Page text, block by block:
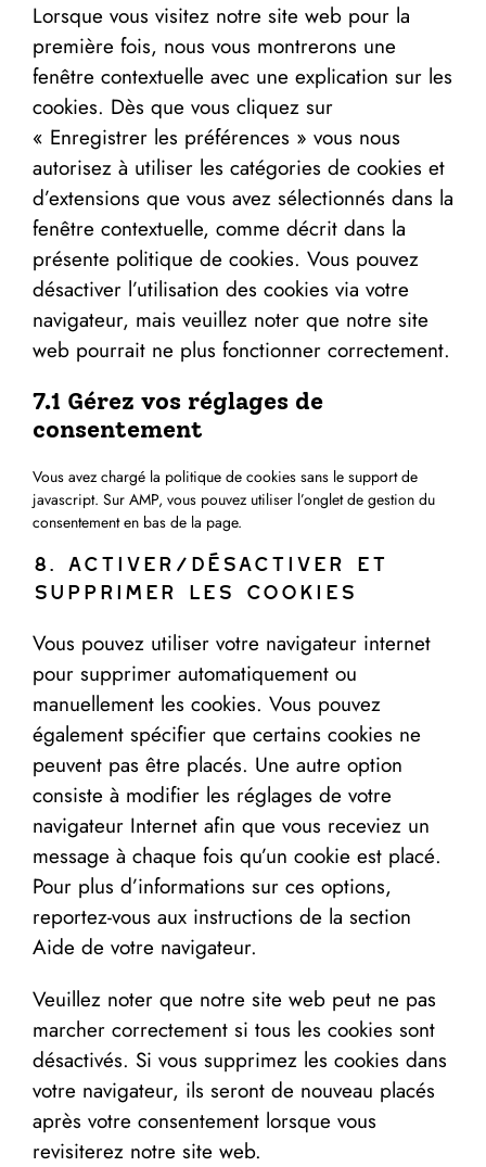
Lorsque vous visitez notre site web pour la
première fois, nous vous montrerons une
fenêtre contextuelle avec une explication sur les
cookies. Dès que vous cliquez sur
« Enregistrer les préférences » vous nous
autorisez à utiliser les catégories de cookies et
d’extensions que vous avez sélectionnés dans la
fenêtre contextuelle, comme décrit dans la
présente politique de cookies. Vous pouvez
désactiver l’utilisation des cookies via votre
navigateur, mais veuillez noter que notre site
web pourrait ne plus fonctionner correctement.
7.1 Gérez vos réglages de
consentement
Vous avez chargé la politique de cookies sans le support de
javascript. Sur AMP, vous pouvez utiliser l’onglet de gestion du
consentement en bas de la page.
8. Activer/désactiver et
supprimer les cookies
Vous pouvez utiliser votre navigateur internet
pour supprimer automatiquement ou
manuellement les cookies. Vous pouvez
également spécifier que certains cookies ne
peuvent pas être placés. Une autre option
consiste à modifier les réglages de votre
navigateur Internet afin que vous receviez un
message à chaque fois qu’un cookie est placé.
Pour plus d’informations sur ces options,
reportez-vous aux instructions de la section
Aide de votre navigateur.
Veuillez noter que notre site web peut ne pas
marcher correctement si tous les cookies sont
désactivés. Si vous supprimez les cookies dans
votre navigateur, ils seront de nouveau placés
après votre consentement lorsque vous
revisiterez notre site web.